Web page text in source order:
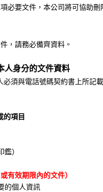
必要文件，本公司將可協助刪
，請務必備齊資料。
人身分的文件資料
必須與電話號碼契約書上所記
的項目
）
有效期限內的文件）
的個人資訊